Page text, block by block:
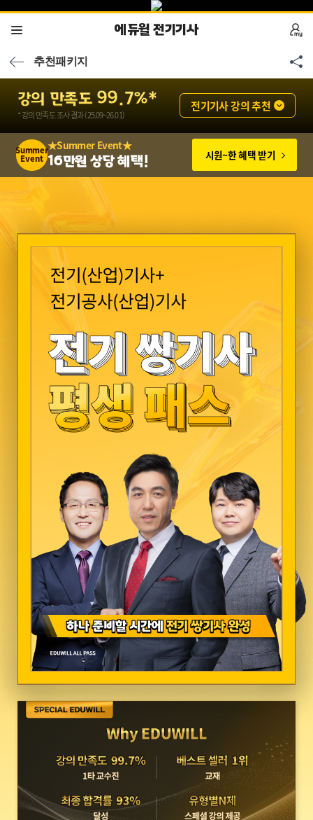
에듀윌 전기기사
추천패키지
강의 만족도 99.7%*
* 강의 만족도 조사 결과 (25.09~26.01)
전기기사 강의 추천
Summer
Event
★Summer Event★
16만원 상당 혜택! 시원~한 혜택 받기